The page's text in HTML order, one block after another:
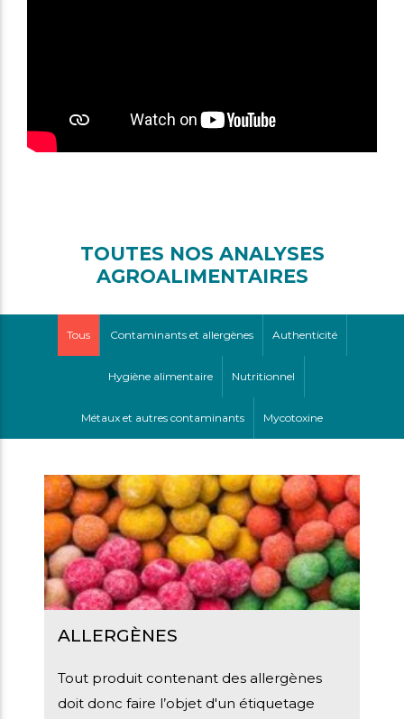
TOUTES NOS ANALYSES
AGROALIMENTAIRES
Tous Contaminants et allergènes Authenticité
Hygiène alimentaire Nutritionnel
Métaux et autres contaminants Mycotoxine
ALLERGÈNES
Tout produit contenant des allergènes
doit donc faire l’objet d'un étiquetage